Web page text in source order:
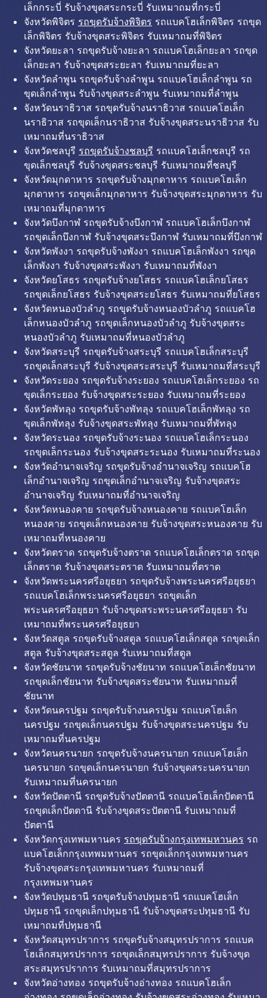
เล็กกระบี่ รับจ้างขุดสระกระบี่ รับเหมาถมที่กระบี่
จังหวัดพิจิตร รถขุดรับจ้างพิจิตร รถแบคโฮเล็กพิจิตร รถขุด
เล็กพิจิตร รับจ้างขุดสระพิจิตร รับเหมาถมที่พิจิตร
จังหวัดยะลา รถขุดรับจ้างยะลา รถแบคโฮเล็กยะลา รถขุด
เล็กยะลา รับจ้างขุดสระยะลา รับเหมาถมที่ยะลา
จังหวัดลำพูน รถขุดรับจ้างลำพูน รถแบคโฮเล็กลำพูน รถ
ขุดเล็กลำพูน รับจ้างขุดสระลำพูน รับเหมาถมที่ลำพูน
จังหวัดนราธิวาส รถขุดรับจ้างนราธิวาส รถแบคโฮเล็ก
นราธิวาส รถขุดเล็กนราธิวาส รับจ้างขุดสระนราธิวาส รับ
เหมาถมที่นราธิวาส
จังหวัดชลบุรี รถขุดรับจ้างชลบุรี รถแบคโฮเล็กชลบุรี รถ
ขุดเล็กชลบุรี รับจ้างขุดสระชลบุรี รับเหมาถมที่ชลบุรี
จังหวัดมุกดาหาร รถขุดรับจ้างมุกดาหาร รถแบคโฮเล็ก
มุกดาหาร รถขุดเล็กมุกดาหาร รับจ้างขุดสระมุกดาหาร รับ
เหมาถมที่มุกดาหาร
จังหวัดบึงกาฬ รถขุดรับจ้างบึงกาฬ รถแบคโฮเล็กบึงกาฬ
รถขุดเล็กบึงกาฬ รับจ้างขุดสระบึงกาฬ รับเหมาถมที่บึงกาฬ
จังหวัดพังงา รถขุดรับจ้างพังงา รถแบคโฮเล็กพังงา รถขุด
เล็กพังงา รับจ้างขุดสระพังงา รับเหมาถมที่พังงา
จังหวัดยโสธร รถขุดรับจ้างยโสธร รถแบคโฮเล็กยโสธร
รถขุดเล็กยโสธร รับจ้างขุดสระยโสธร รับเหมาถมที่ยโสธร
จังหวัดหนองบัวลำภู รถขุดรับจ้างหนองบัวลำภู รถแบคโฮ
เล็กหนองบัวลำภู รถขุดเล็กหนองบัวลำภู รับจ้างขุดสระ
หนองบัวลำภู รับเหมาถมที่หนองบัวลำภู
จังหวัดสระบุรี รถขุดรับจ้างสระบุรี รถแบคโฮเล็กสระบุรี
รถขุดเล็กสระบุรี รับจ้างขุดสระสระบุรี รับเหมาถมที่สระบุรี
จังหวัดระยอง รถขุดรับจ้างระยอง รถแบคโฮเล็กระยอง รถ
ขุดเล็กระยอง รับจ้างขุดสระระยอง รับเหมาถมที่ระยอง
จังหวัดพัทลุง รถขุดรับจ้างพัทลุง รถแบคโฮเล็กพัทลุง รถ
ขุดเล็กพัทลุง รับจ้างขุดสระพัทลุง รับเหมาถมที่พัทลุง
จังหวัดระนอง รถขุดรับจ้างระนอง รถแบคโฮเล็กระนอง
รถขุดเล็กระนอง รับจ้างขุดสระระนอง รับเหมาถมที่ระนอง
จังหวัดอำนาจเจริญ รถขุดรับจ้างอำนาจเจริญ รถแบคโฮ
เล็กอำนาจเจริญ รถขุดเล็กอำนาจเจริญ รับจ้างขุดสระ
อำนาจเจริญ รับเหมาถมที่อำนาจเจริญ
จังหวัดหนองคาย รถขุดรับจ้างหนองคาย รถแบคโฮเล็ก
หนองคาย รถขุดเล็กหนองคาย รับจ้างขุดสระหนองคาย รับ
เหมาถมที่หนองคาย
จังหวัดตราด รถขุดรับจ้างตราด รถแบคโฮเล็กตราด รถขุด
เล็กตราด รับจ้างขุดสระตราด รับเหมาถมที่ตราด
จังหวัดพระนครศรีอยุธยา รถขุดรับจ้างพระนครศรีอยุธยา
รถแบคโฮเล็กพระนครศรีอยุธยา รถขุดเล็ก
พระนครศรีอยุธยา รับจ้างขุดสระพระนครศรีอยุธยา รับ
เหมาถมที่พระนครศรีอยุธยา
จังหวัดสตูล รถขุดรับจ้างสตูล รถแบคโฮเล็กสตูล รถขุดเล็ก
สตูล รับจ้างขุดสระสตูล รับเหมาถมที่สตูล
จังหวัดชัยนาท รถขุดรับจ้างชัยนาท รถแบคโฮเล็กชัยนาท
รถขุดเล็กชัยนาท รับจ้างขุดสระชัยนาท รับเหมาถมที่
ชัยนาท
จังหวัดนครปฐม รถขุดรับจ้างนครปฐม รถแบคโฮเล็ก
นครปฐม รถขุดเล็กนครปฐม รับจ้างขุดสระนครปฐม รับ
เหมาถมที่นครปฐม
จังหวัดนครนายก รถขุดรับจ้างนครนายก รถแบคโฮเล็ก
นครนายก รถขุดเล็กนครนายก รับจ้างขุดสระนครนายก
รับเหมาถมที่นครนายก
จังหวัดปัตตานี รถขุดรับจ้างปัตตานี รถแบคโฮเล็กปัตตานี
รถขุดเล็กปัตตานี รับจ้างขุดสระปัตตานี รับเหมาถมที่
ปัตตานี
จังหวัดกรุงเทพมหานคร รถขุดรับจ้างกรุงเทพมหานคร รถ
แบคโฮเล็กกรุงเทพมหานคร รถขุดเล็กกรุงเทพมหานคร
รับจ้างขุดสระกรุงเทพมหานคร รับเหมาถมที่
กรุงเทพมหานคร
จังหวัดปทุมธานี รถขุดรับจ้างปทุมธานี รถแบคโฮเล็ก
ปทุมธานี รถขุดเล็กปทุมธานี รับจ้างขุดสระปทุมธานี รับ
เหมาถมที่ปทุมธานี
จังหวัดสมุทรปราการ รถขุดรับจ้างสมุทรปราการ รถแบค
โฮเล็กสมุทรปราการ รถขุดเล็กสมุทรปราการ รับจ้างขุด
สระสมุทรปราการ รับเหมาถมที่สมุทรปราการ
จังหวัดอ่างทอง รถขุดรับจ้างอ่างทอง รถแบคโฮเล็ก